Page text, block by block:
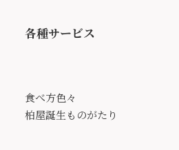
各種サービス
食べ方色々
柏屋誕生ものがたり